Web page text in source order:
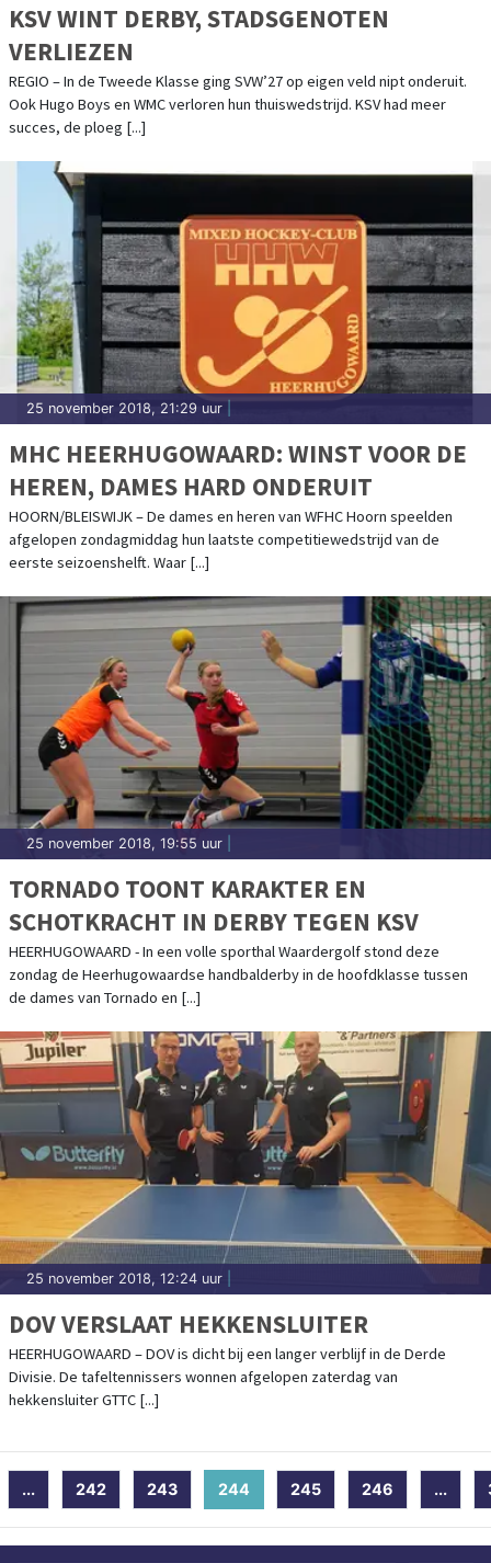
KSV WINT DERBY, STADSGENOTEN
VERLIEZEN
REGIO – In de Tweede Klasse ging SVW’27 op eigen veld nipt onderuit.
Ook Hugo Boys en WMC verloren hun thuiswedstrijd. KSV had meer
succes, de ploeg [...]
25 november 2018, 21:29 uur
MHC HEERHUGOWAARD: WINST VOOR DE
HEREN, DAMES HARD ONDERUIT
HOORN/BLEISWIJK – De dames en heren van WFHC Hoorn speelden
afgelopen zondagmiddag hun laatste competitiewedstrijd van de
eerste seizoenshelft. Waar [...]
25 november 2018, 19:55 uur
TORNADO TOONT KARAKTER EN
SCHOTKRACHT IN DERBY TEGEN KSV
HEERHUGOWAARD - In een volle sporthal Waardergolf stond deze
zondag de Heerhugowaardse handbalderby in de hoofdklasse tussen
de dames van Tornado en [...]
25 november 2018, 12:24 uur
DOV VERSLAAT HEKKENSLUITER
HEERHUGOWAARD – DOV is dicht bij een langer verblijf in de Derde
Divisie. De tafeltennissers wonnen afgelopen zaterdag van
hekkensluiter GTTC [...]
... 242 243 244 (current)
245 246 ...